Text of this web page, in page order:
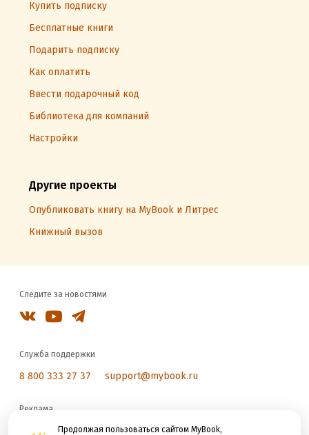
Продолжая пользоваться сайтом MyBook,
Купить подписку
Бесплатные книги
Подарить подписку
Как оплатить
Ввести подарочный код
Библиотека для компаний
Настройки
Другие проекты
Опубликовать книгу на MyBook и Литрес
Книжный вызов
Следите за новостями
Служба поддержки
8 800 333 27 37 support@mybook.ru
Реклама
reklama@litres.ru